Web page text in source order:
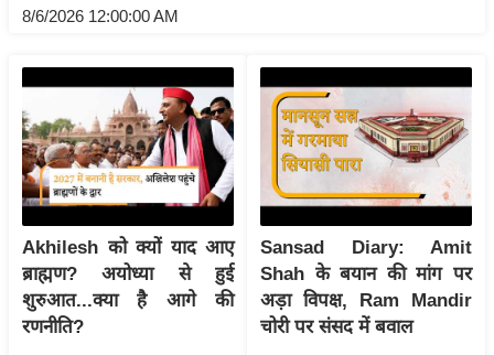
शे
ज्ञ
य
ब
ज
खे
ल
क्रि
8/6/2026 12:00:00 AM
Akhilesh को क्यों याद आए
ब्राह्मण? अयोध्या से हुई
शुरुआत...क्या है आगे की
रणनीति?
Sansad Diary: Amit
Shah के बयान की मांग पर
अड़ा विपक्ष, Ram Mandir
चोरी पर संसद में बवाल